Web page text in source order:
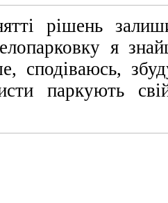
рішень
я
сподіваюсь,
паркують